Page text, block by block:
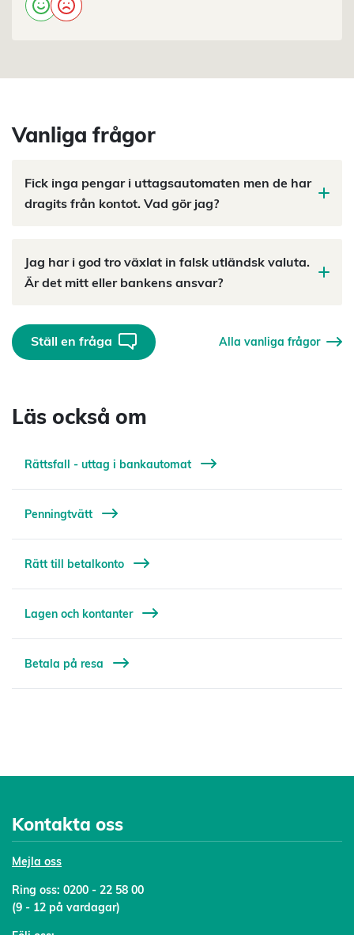
Vanliga frågor
Fick inga pengar i uttagsautomaten men de har
dragits från kontot. Vad gör jag?
Jag har i god tro växlat in falsk utländsk valuta.
Är det mitt eller bankens ansvar?
Ställ en fråga Alla vanliga frågor
Läs också om
Rättsfall - uttag i bankautomat
Penningtvätt
Rätt till betalkonto
Lagen och kontanter
Betala på resa
Kontakta oss
Mejla oss
Ring oss: 0200 - 22 58 00
(9 - 12 på vardagar)